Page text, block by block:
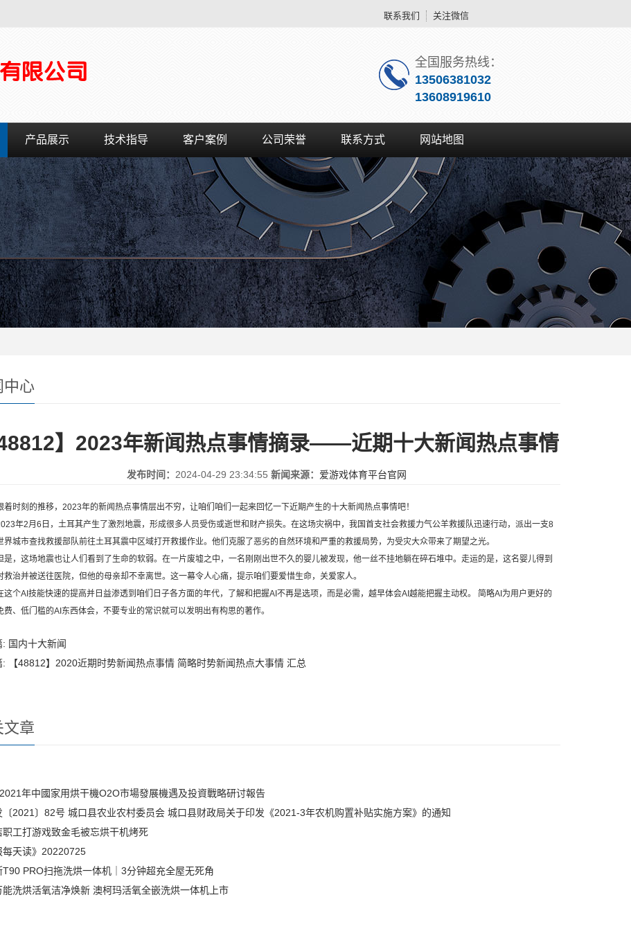
联系我们 关注微信
全国服务热线：
13506381032
13608919610
产品展示 技术指导 客户案例 公司荣誉 联系方式 网站地图
中心
48812】2023年新闻热点事情摘录——近期十大新闻热点事情
发布时间： 2024-04-29 23:34:55新闻来源： 爱游戏体育平台官网
刻的推移，2023年的新闻热点事情层出不穷，让咱们咱们一起来回忆一下近期产生的十大新闻热点事情吧！
年2月6日，土耳其产生了激烈地震，形成很多人员受伤或逝世和财产损失。在这场灾祸中，我国首支社会救援力气公羊救援队迅速行动，派出一支8
界城市查找救援部队前往土耳其震中区域打开救援作业。他们克服了恶劣的自然环境和严重的救援局势，为受灾大众带来了期望之光。
这场地震也让人们看到了生命的软弱。在一片废墟之中，一名刚刚出世不久的婴儿被发现，他一丝不挂地躺在碎石堆中。走运的是，这名婴儿得到
救治并被送往医院，但他的母亲却不幸离世。这一幕令人心痛，提示咱们要爱惜生命，关爱家人。
AI技能快速的提高并日益渗透到咱们日子各方面的年代，了解和把握AI不再是选项，而是必需，越早体会AI越能把握主动权。 简略AI为用户更好的
费、低门槛的AI东西体会，不要专业的常识就可以发明出有构思的著作。
: 国内十大新闻
:
【48812】2020近期时势新闻热点事情 简略时势新闻热点大事情 汇总
文章
年中國家用烘干機O2O市場發展機遇及投資戰略研讨報告
〔2021〕82号 城口县农业农村委员会 城口县财政局关于印发《2021-3年农机购置补贴实施方案》的通知
职工打游戏致金毛被忘烘干机烤死
每天读》20220725
T90 PRO扫拖洗烘一体机｜3分钟超充全屋无死角
能洗烘活氧洁净焕新 澳柯玛活氧全嵌洗烘一体机上市